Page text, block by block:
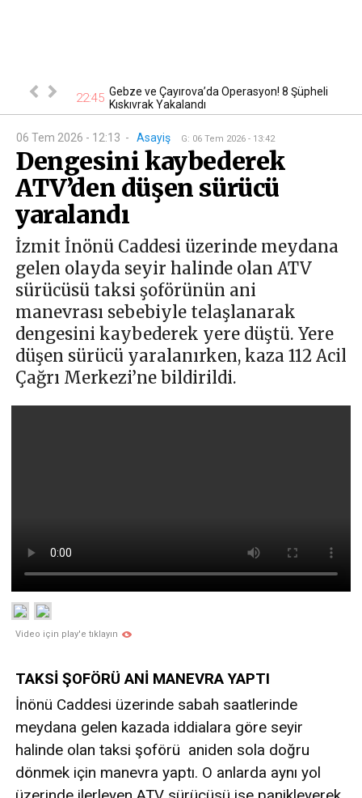
hayatını 22:45 Gebze ve Çayırova’da Operasyon! 8 Şüpheli
Kıskıvrak Yakalandı
06 Tem 2026 - 12:13 - Asayiş G: 06 Tem 2026 - 13:42
Dengesini kaybederek
ATV’den düşen sürücü
yaralandı
İzmit İnönü Caddesi üzerinde meydana
gelen olayda seyir halinde olan ATV
sürücüsü taksi şoförünün ani
manevrası sebebiyle telaşlanarak
dengesini kaybederek yere düştü. Yere
düşen sürücü yaralanırken, kaza 112 Acil
Çağrı Merkezi’ne bildirildi.
Video için play'e tıklayın
TAKSİ ŞOFÖRÜ ANİ MANEVRA YAPTI
İnönü Caddesi üzerinde sabah saatlerinde
meydana gelen kazada iddialara göre seyir
halinde olan taksi şoförü aniden sola doğru
dönmek için manevra yaptı. O anlarda aynı yol